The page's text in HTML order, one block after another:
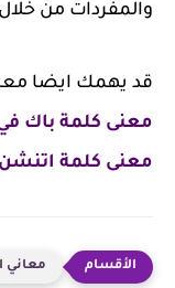
والمفردات من
قد يهمك ايضا
معنى كلمة باك
معنى كلمة
معاني